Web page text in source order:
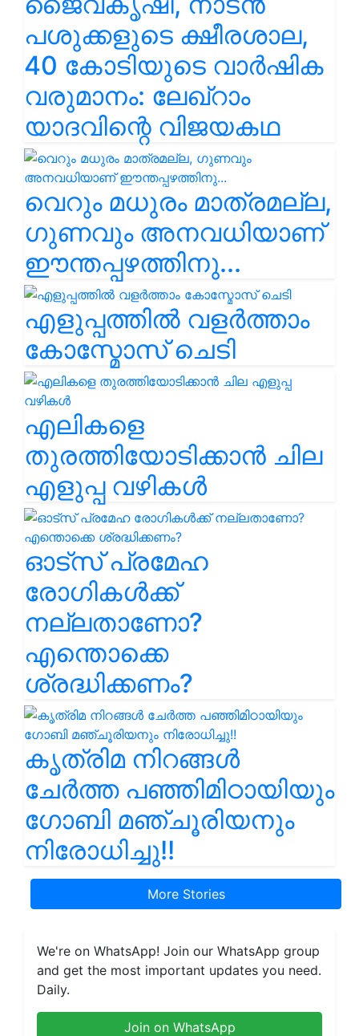
പശുക്കളുടെ ക്ഷീരശാല,
40 കോടിയുടെ വാർഷിക
വരുമാനം: ലേഖ്‌റാം
യാദവിന്റെ വിജയകഥ
വെറും മധുരം മാത്രമല്ല,
ഗുണവും അനവധിയാണ്
ഈന്തപ്പഴത്തിനു...
എളുപ്പത്തിൽ വളർത്താം
കോസ്മോസ് ചെടി
എലികളെ
തുരത്തിയോടിക്കാൻ ചില
എളുപ്പ വഴികൾ
ഓട്സ് പ്രമേഹ
രോഗികൾക്ക്
നല്ലതാണോ?
എന്തൊക്കെ
ശ്രദ്ധിക്കണം?
കൃത്രിമ നിറങ്ങൾ
ചേർത്ത പഞ്ഞിമിഠായിയും
ഗോബി മഞ്ചൂരിയനും
നിരോധിച്ചു!!
More Stories
We're on WhatsApp! Join our WhatsApp group
and get the most important updates you need.
Daily.
Join on WhatsApp